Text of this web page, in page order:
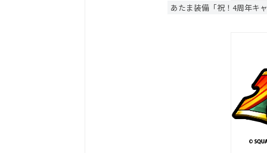
あたま装備「祝！4周年キ